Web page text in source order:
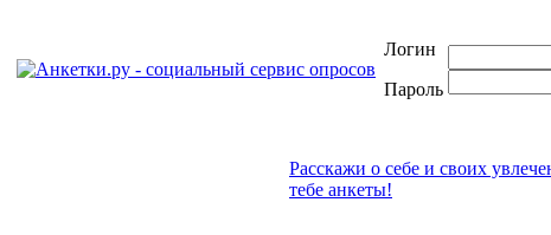
Логин
Пароль
Расскажи о себе и своих
тебе анкеты!